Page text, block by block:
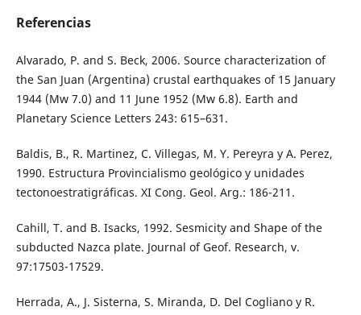
Referencias
Alvarado, P. and S. Beck, 2006. Source characterization of
the San Juan (Argentina) crustal earthquakes of 15 January
1944 (Mw 7.0) and 11 June 1952 (Mw 6.8). Earth and
Planetary Science Letters 243: 615–631.
Baldis, B., R. Martinez, C. Villegas, M. Y. Pereyra y A. Perez,
1990. Estructura Provincialismo geológico y unidades
tectonoestratigráficas. XI Cong. Geol. Arg.: 186-211.
Cahill, T. and B. Isacks, 1992. Sesmicity and Shape of the
subducted Nazca plate. Journal of Geof. Research, v.
97:17503-17529.
Herrada, A., J. Sisterna, S. Miranda, D. Del Cogliano y R.